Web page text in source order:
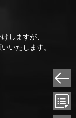
しますが、
いたします。